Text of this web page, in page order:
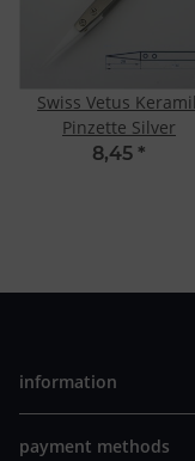
Swiss Vetus
Pinzette Silver
8,45 *
information
payment methods